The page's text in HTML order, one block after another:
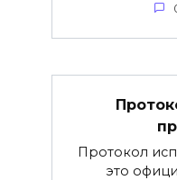
Протокол
это